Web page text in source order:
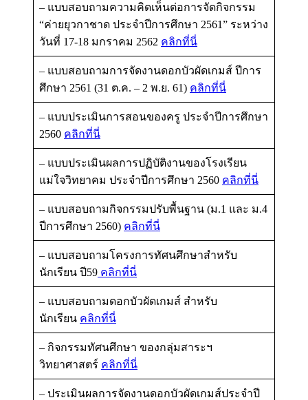
– แบบสอบถามความคิดเห็นต่อการจัดกิจกรรม
“ค่ายยุวกาชาด ประจำปีการศึกษา 2561” ระหว่าง
วันที่ 17-18 มกราคม 2562 คลิกที่นี่
– แบบสอบถามการจัดงานดอกบัวผัดเกมส์ ปีการ
ศึกษา 2561 (31 ต.ค. – 2 พ.ย. 61) คลิกที่นี่
– แบบประเมินการสอนของครู ประจำปีการศึกษา
2560 คลิกที่นี่
– แบบประเมินผลการปฏิบัติงานของโรงเรียน
แม่ใจวิทยาคม ประจำปีการศึกษา 2560 คลิกที่นี่
– แบบสอบถามกิจกรรมปรับพื้นฐาน (ม.1 และ ม.4
ปีการศึกษา 2560) คลิกที่นี่
– แบบสอบถามโครงการทัศนศึกษาสำหรับ
นักเรียน ปี59 คลิกที่นี่
– แบบสอบถามดอกบัวผัดเกมส์ สำหรับ
นักเรียน คลิกที่นี่
– กิจกรรมทัศนศึกษา ของกลุ่มสาระฯ
วิทยาศาสตร์ คลิกที่นี่
– ประเมินผลการจัดงานดอกบัวผัดเกมส์ประจำปี